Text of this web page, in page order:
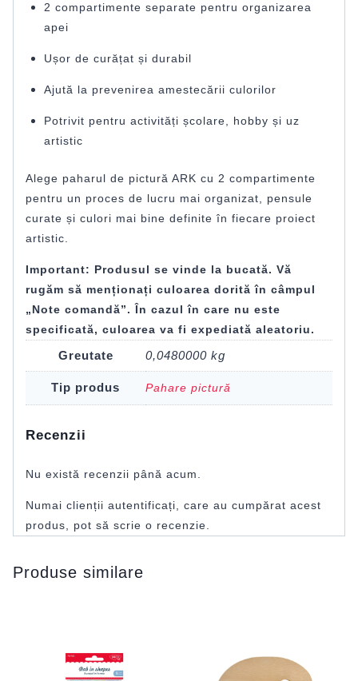
2 compartimente separate pentru organizarea
apei
Ușor de curățat și durabil
Ajută la prevenirea amestecării culorilor
Potrivit pentru activități școlare, hobby și uz
artistic
Alege paharul de pictură ARK cu 2 compartimente
pentru un proces de lucru mai organizat, pensule
curate și culori mai bine definite în fiecare proiect
artistic.
Important: Produsul se vinde la bucată. Vă
rugăm să menționați culoarea dorită în câmpul
„Note comandă”. În cazul în care nu este
specificată, culoarea va fi expediată aleatoriu.
Greutate 0,0480000 kg
Tip produs Pahare pictură
Recenzii
Nu există recenzii până acum.
Numai clienții autentificați, care au cumpărat acest
produs, pot să scrie o recenzie.
Produse similare